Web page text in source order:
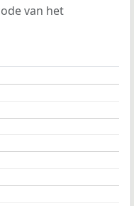
van het